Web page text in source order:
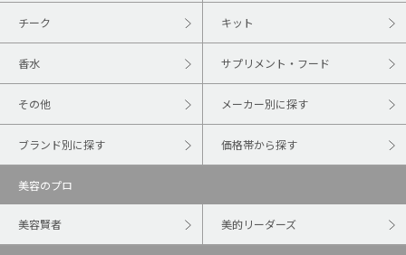
チーク キット
香水 サプリメント・フード
その他 メーカー別に探す
ブランド別に探す 価格帯から探す
美容のプロ
美容賢者 美的リーダーズ